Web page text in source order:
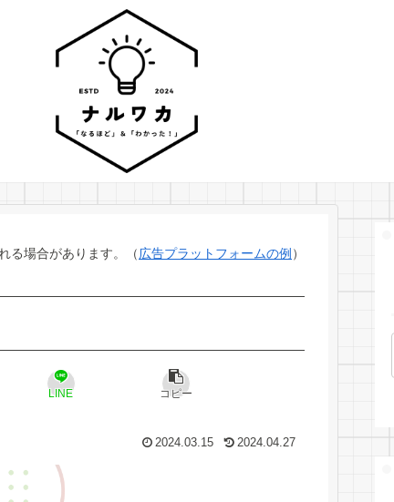
る場合があります。（広告プラットフォームの例 ）
LINE コピー
2024.03.15 2024.04.27